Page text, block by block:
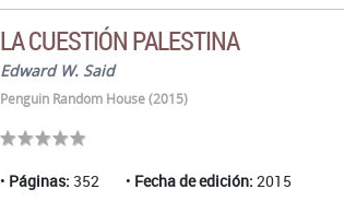
LA CUESTIÓN PALESTINA
Edward W. Said
Penguin Random House (2015)
Páginas: 352 Fecha de edición: 2015